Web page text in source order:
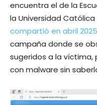
encuentra el de la
la Universidad Católica
compartió en abril
campaña donde se
sugeridos a la
con malware sin